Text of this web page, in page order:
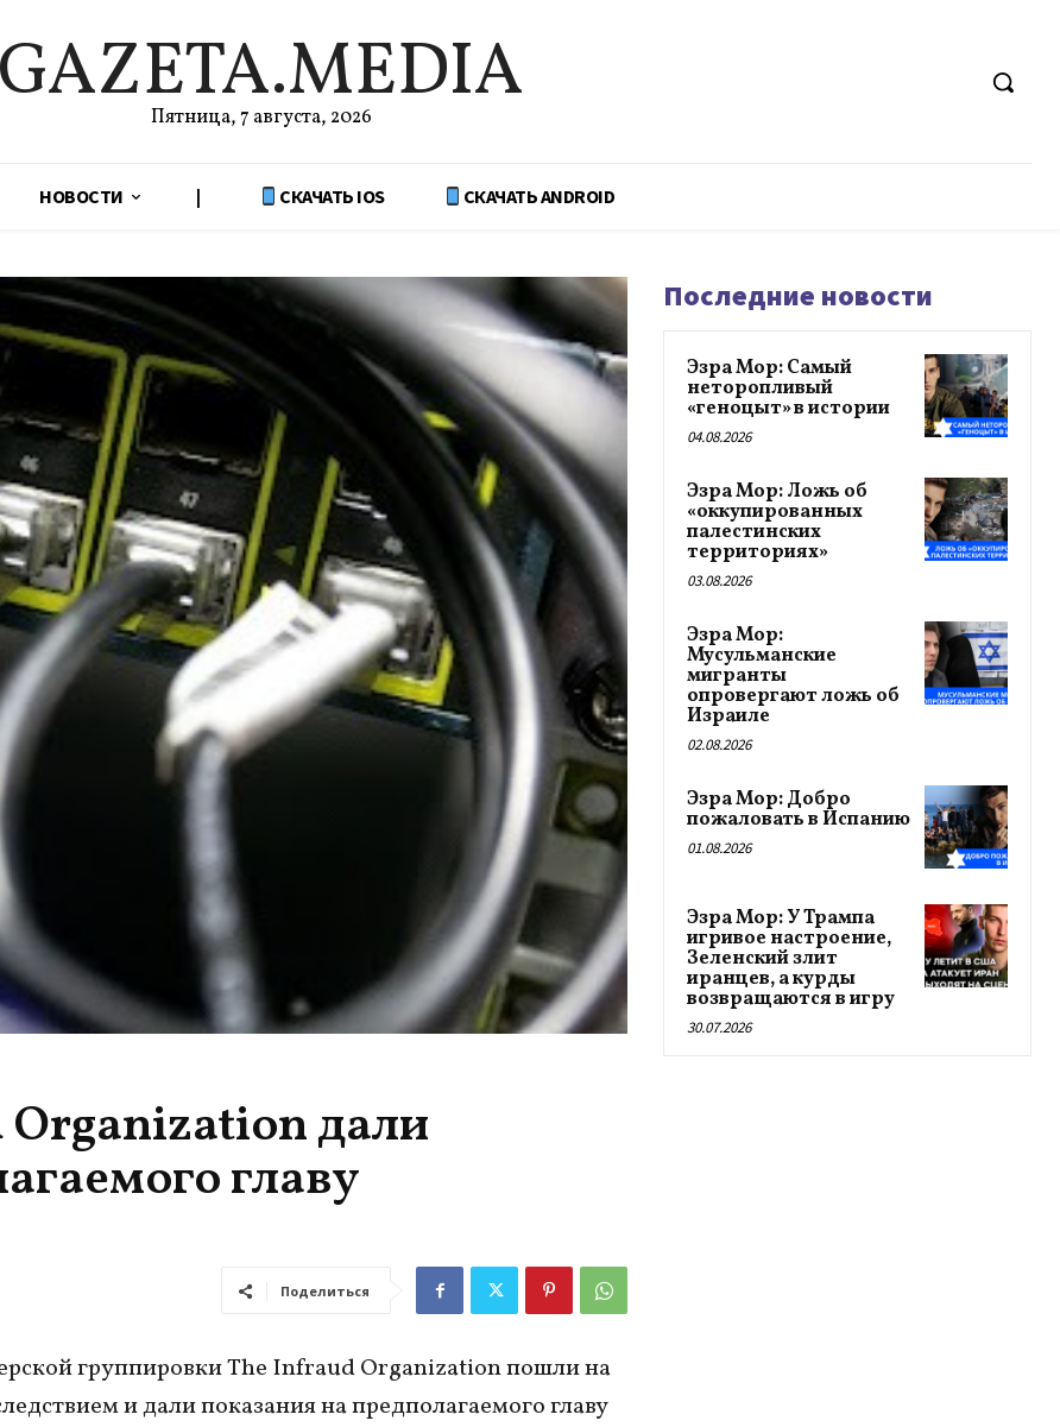
GAZETA.MEDIA
Пятница, 7 августа, 2026
НОВОСТИ | СКАЧАТЬ IOS СКАЧАТЬ ANDROID
дали
главу
Поделиться
группировки The Infraud Organization пошли на
и дали показания на предполагаемого главу
Последние новости
Эзра Мор: Самый
неторопливый
«геноцыт» в истории
04.08.2026
Эзра Мор: Ложь об
«оккупированных
палестинских
территориях»
03.08.2026
Эзра Мор:
Мусульманские
мигранты
опровергают ложь об
Израиле
02.08.2026
Эзра Мор: Добро
пожаловать в Испанию
01.08.2026
Эзра Мор: У Трампа
игривое настроение,
Зеленский злит
иранцев, а курды
возвращаются в игру
30.07.2026